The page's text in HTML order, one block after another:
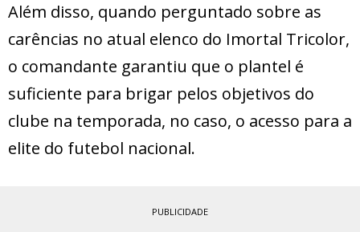
Além disso, quando perguntado sobre as
carências no atual elenco do Imortal Tricolor,
o comandante garantiu que o plantel é
suficiente para brigar pelos objetivos do
clube na temporada, no caso, o acesso para a
elite do futebol nacional.
PUBLICIDADE